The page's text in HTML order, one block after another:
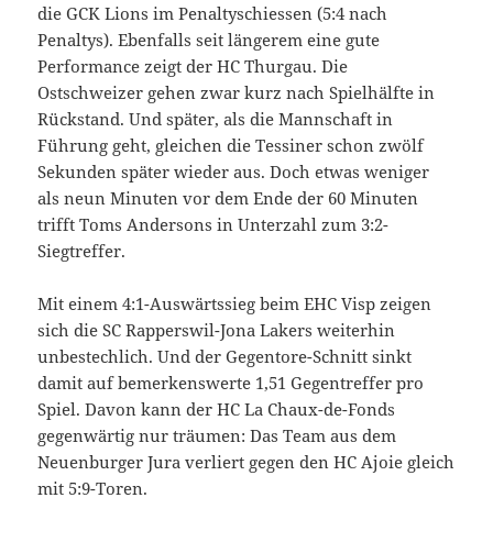
die GCK Lions im Penaltyschiessen (5:4 nach
Penaltys). Ebenfalls seit längerem eine gute
Performance zeigt der HC Thurgau. Die
Ostschweizer gehen zwar kurz nach Spielhälfte in
Rückstand. Und später, als die Mannschaft in
Führung geht, gleichen die Tessiner schon zwölf
Sekunden später wieder aus. Doch etwas weniger
als neun Minuten vor dem Ende der 60 Minuten
trifft Toms Andersons in Unterzahl zum 3:2-
Siegtreffer.
Mit einem 4:1-Auswärtssieg beim EHC Visp zeigen
sich die SC Rapperswil-Jona Lakers weiterhin
unbestechlich. Und der Gegentore-Schnitt sinkt
damit auf bemerkenswerte 1,51 Gegentreffer pro
Spiel. Davon kann der HC La Chaux-de-Fonds
gegenwärtig nur träumen: Das Team aus dem
Neuenburger Jura verliert gegen den HC Ajoie gleich
mit 5:9-Toren.